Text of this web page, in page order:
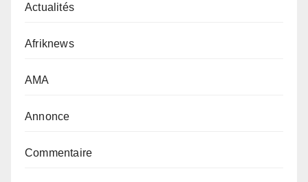
Actualités
Afriknews
AMA
Annonce
Commentaire